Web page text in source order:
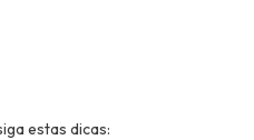
estas dicas: